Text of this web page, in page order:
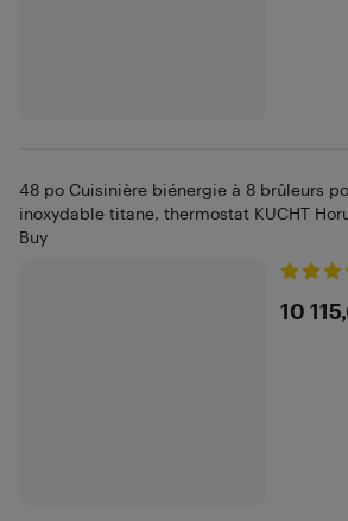
48 po Cuisinière biénergie à 8 brûleurs
inoxydable titane, thermostat KUCHT
Buy
10